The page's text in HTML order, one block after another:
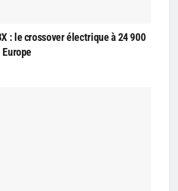
: le crossover électrique à 24 900